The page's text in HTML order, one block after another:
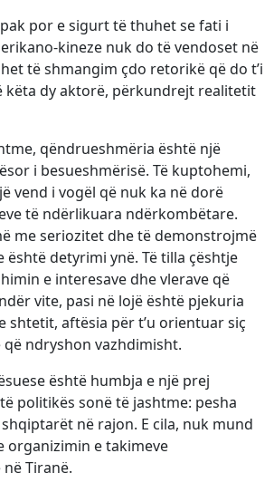
por e sigurt të thuhet se fati i
kineze nuk do të vendoset në
të shmangim çdo retorikë që do t’i
këta dy aktorë, përkundrejt realitetit
qëndrueshmëria është një
i besueshmërisë. Të kuptohemi,
vend i vogël që nuk ka në dorë
të ndërlikuara ndërkombëtare.
me seriozitet dhe të demonstrojmë
detyrimi ynë. Të tilla çështje
e interesave dhe vlerave që
vite, pasi në lojë është pjekuria
shtetit, aftësia për t’u orientuar siç
ndryshon vazhdimisht.
është humbja e një prej
politikës sonë të jashtme: pesha
në rajon. E cila, nuk mund
organizimin e takimeve
Tiranë.